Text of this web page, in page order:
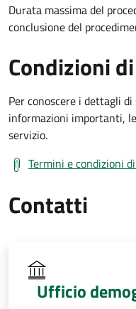
Durata massima del
conclusione del
Condizioni
Per conoscere i dettagli
informazioni importanti,
servizio.
Termini e condizioni
Contatti
Ufficio